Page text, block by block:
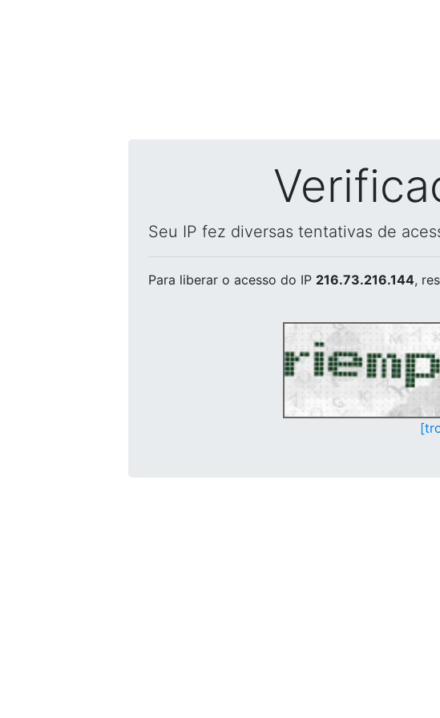
Seu IP fez diversas tentativas de
Para liberar o acesso do IP 216.73.216.144,